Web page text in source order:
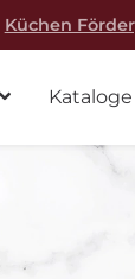
Küchen
Kataloge